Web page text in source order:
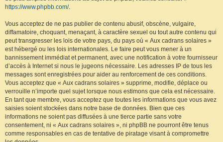
https://www.phpbb.com/.
Vous acceptez de ne pas publier de contenu abusif, obscène, vulgaire,
diffamatoire, choquant, menaçant, à caractère sexuel ou tout autre contenu qui
peut transgresser les lois de votre pays, du pays où « Aux cadrans solaires »
est hébergé ou les lois internationales. Le faire peut vous mener à un
bannissement immédiat et permanent, avec une notification à votre fournisseur
d’accès à Internet si nous le jugeons nécessaire. Les adresses IP de tous les
messages sont enregistrées pour aider au renforcement de ces conditions.
Vous acceptez que « Aux cadrans solaires » supprime, modifie, déplace ou
verrouille n’importe quel sujet lorsque nous estimons que cela est nécessaire.
En tant que membre, vous acceptez que toutes les informations que vous avez
saisies soient stockées dans notre base de données. Bien que ces
informations ne soient pas diffusées à une tierce partie sans votre
consentement, ni « Aux cadrans solaires », ni phpBB ne pourront être tenus
comme responsables en cas de tentative de piratage visant à compromettre